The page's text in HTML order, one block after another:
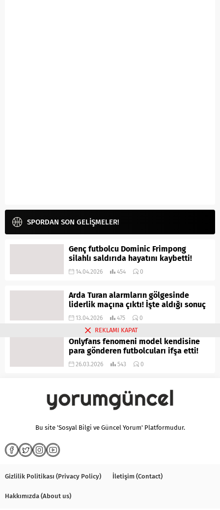
SPORDAN SON GELİŞMELER!
Genç futbolcu Dominic Frimpong
silahlı saldırıda hayatını kaybetti!
14.04.2026 454 0
Arda Turan alarmların gölgesinde
liderlik maçına çıktı! İşte aldığı sonuç
13.04.2026 475 0
Onlyfans fenomeni model kendisine
para gönderen futbolcuları ifşa etti!
26.03.2026 543 0
Bu site 'Sosyal Bilgi ve Güncel Yorum' Platformudur.
Gizlilik Politikası (Privacy Policy) İletişim (Contact)
Hakkımızda (About us)
REKLAMI KAPAT